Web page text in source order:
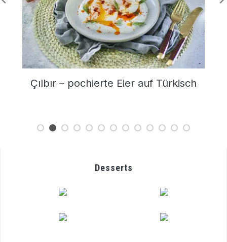
Racuchy – Polnische Apfel Pancakes
Desserts